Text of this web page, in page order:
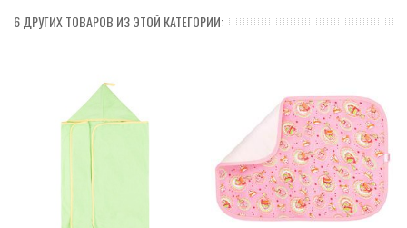
6 ДРУГИХ ТОВАРОВ ИЗ ЭТОЙ КАТЕГОРИИ: